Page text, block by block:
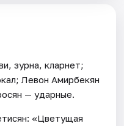
зурна, кларнет;
Левон Амирбекян
— ударные.
«Цветущая